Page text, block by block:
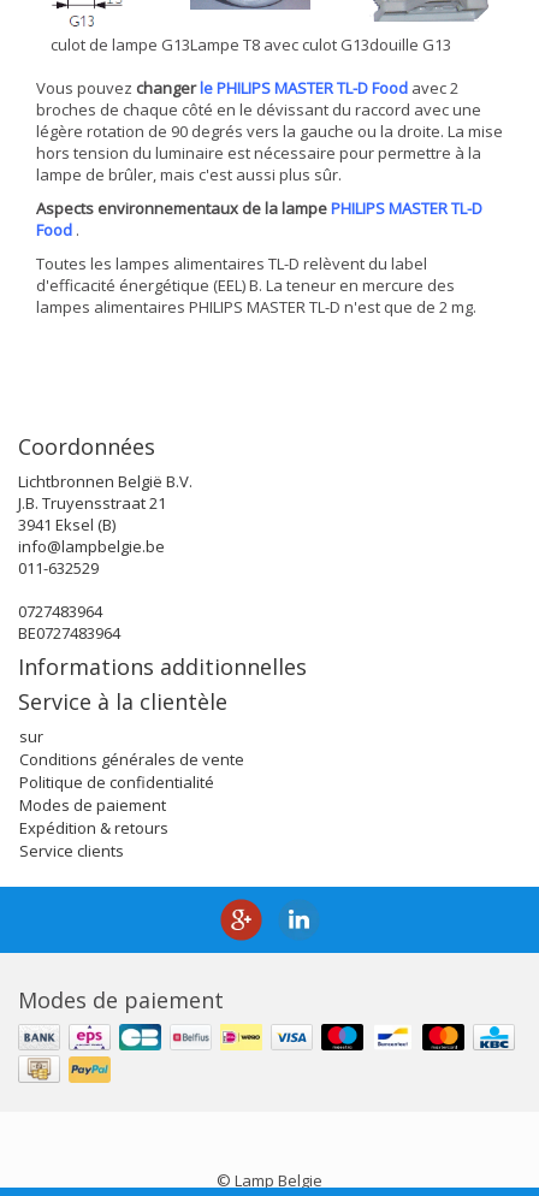
culot de lampe G13Lampe T8 avec culot G13douille G13
Vous pouvez changerle PHILIPS MASTER TL-D Food avec 2
broches de chaque côté en le dévissant du raccord avec une
légère rotation de 90 degrés vers la gauche ou la droite. La mise
hors tension du luminaire est nécessaire pour permettre à la
lampe de brûler, mais c'est aussi plus sûr.
Aspects environnementaux de la lampePHILIPS MASTER TL-D
Food .
Toutes les lampes alimentaires TL-D relèvent du label
d'efficacité énergétique (EEL) B. La teneur en mercure des
lampes alimentaires PHILIPS MASTER TL-D n'est que de 2 mg.
Coordonnées
Lichtbronnen België B.V.
J.B. Truyensstraat 21
3941 Eksel (B)
info@lampbelgie.be
011-632529
0727483964
BE0727483964
Informations additionnelles
Service à la clientèle
sur
Conditions générales de vente
Politique de confidentialité
Modes de paiement
Expédition & retours
Service clients
Modes de paiement
© Lamp Belgie